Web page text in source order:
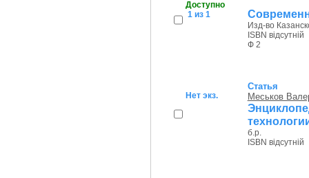
Доступно
1 из 1
Изд-во
ISBN відсутній
Ф 2
Нет экз.
Статья
Меськов
б.р.
ISBN відсутній